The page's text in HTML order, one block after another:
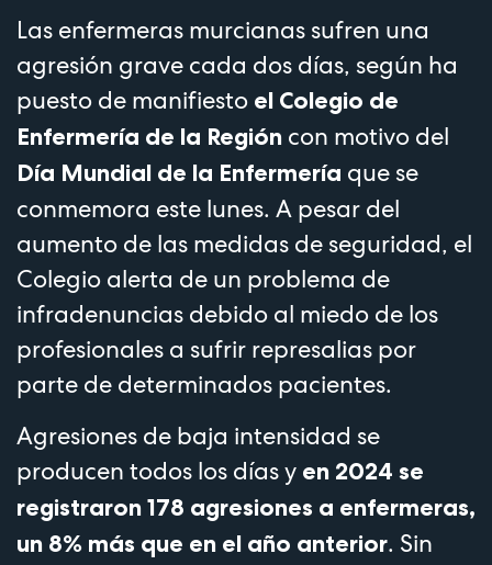
Las enfermeras murcianas sufren una
agresión grave cada dos días, según ha
puesto de manifiesto el Colegio de
Enfermería de la Región con motivo del
Día Mundial de la Enfermería que se
conmemora este lunes. A pesar del
aumento de las medidas de seguridad, el
Colegio alerta de un problema de
infradenuncias debido al miedo de los
profesionales a sufrir represalias por
parte de determinados pacientes.
Agresiones de baja intensidad se
producen todos los días y en 2024 se
registraron 178 agresiones a enfermeras,
un 8% más que en el año anterior. Sin